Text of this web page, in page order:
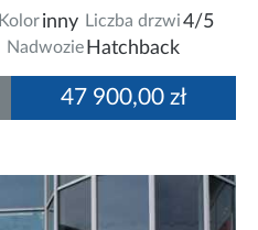
Kolorinny Liczba drzwi4/5
Nadwozie Hatchback
47 900,00 zł